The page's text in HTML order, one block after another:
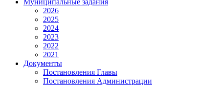
Муниципальные задания
2026
2025
2024
2023
2022
2021
Документы
Постановления Главы
Постановления Администрации